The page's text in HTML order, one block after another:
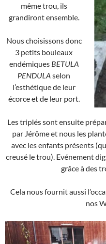
même trou, ils
grandiront ensemble.
Nous choisissons donc
3 petits bouleaux
endémiques BETULA
PENDULA selon
l’esthétique de leur
écorce et de leur port.
Les triplés sont ensuite
par Jérôme et nous les
avec les enfants présents
creusé le trou). Evénement
grâce à des
Cela nous fournit aussi
nos